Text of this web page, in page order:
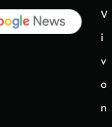
V
i
v
o
n